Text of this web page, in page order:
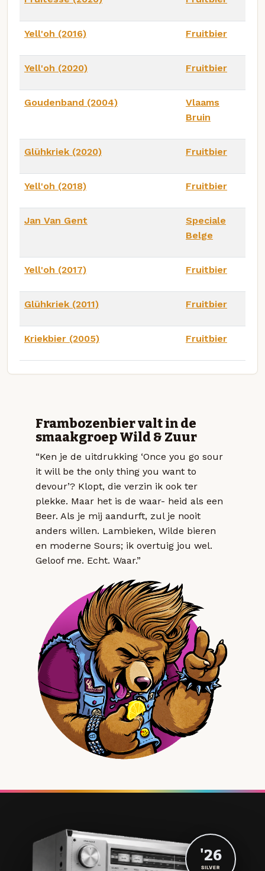
Yell'oh (2016) Fruitbier
Yell'oh (2020) Fruitbier
Goudenband (2004)
Vlaams
Bruin
Glühkriek (2020) Fruitbier
Yell'oh (2018) Fruitbier
Jan Van Gent
Speciale
Belge
Yell'oh (2017) Fruitbier
Glühkriek (2011) Fruitbier
Kriekbier (2005) Fruitbier
Frambozenbier valt in de
smaakgroep Wild & Zuur
“Ken je de uitdrukking ‘Once you go sour
it will be the only thing you want to
devour’? Klopt, die verzin ik ook ter
plekke. Maar het is de waar- heid als een
Beer. Als je mij aandurft, zul je nooit
anders willen. Lambieken, Wilde bieren
en moderne Sours; ik overtuig jou wel.
Geloof me. Echt. Waar.”
'26
SILVER